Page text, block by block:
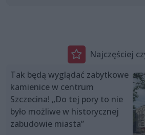
Najczęściej
Tak będą wyglądać zabytkowe
kamienice w centrum
Szczecina! „Do tej pory to nie
było możliwe w historycznej
zabudowie miasta”